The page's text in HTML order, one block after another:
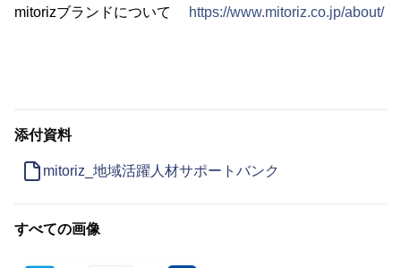
mitorizブランドについて https://www.mitoriz.co.jp/about/
添付資料
mitoriz_地域活躍人材サポートバンク
すべての画像